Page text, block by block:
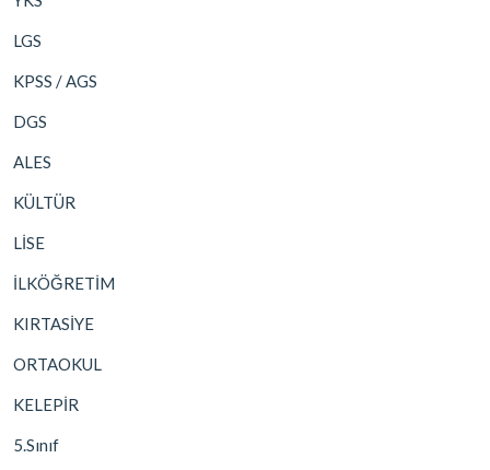
LGS
KPSS / AGS
DGS
ALES
KÜLTÜR
LİSE
İLKÖĞRETİM
KIRTASİYE
ORTAOKUL
KELEPİR
5.Sınıf